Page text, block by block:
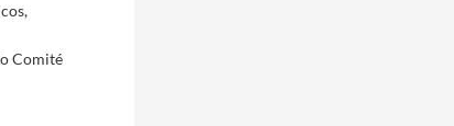
Comité